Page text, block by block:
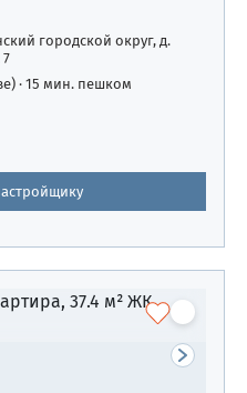
городской округ, д.
· 15 мин. пешком